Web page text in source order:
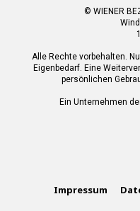
© WIENER
Alle Rechte vorbehalten.
Eigenbedarf. Eine
persönlichen
Ein Unternehmen
Impressum